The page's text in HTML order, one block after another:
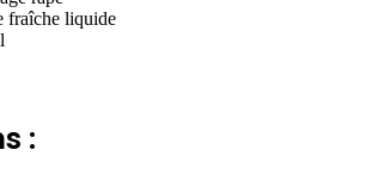
fraîche liquide
: